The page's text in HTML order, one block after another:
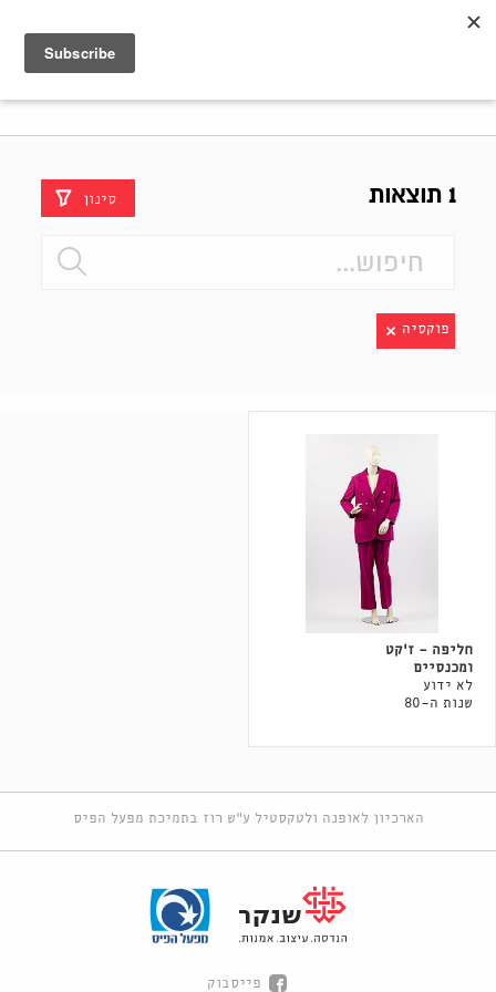
1 תוצאות סינון
פוקסיה
חליפה - ז'קט
ומכנסיים
לא ידוע
שנות ה-80
הארכיון לאופנה ולטקסטיל ע"ש רוז בתמיכת מפעל הפיס
פייסבוק